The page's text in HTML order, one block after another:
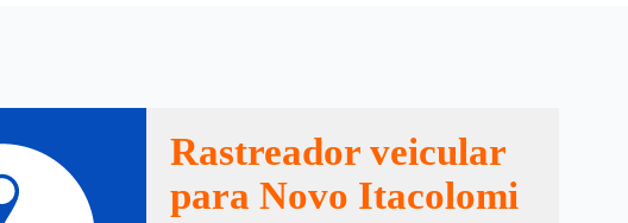
Rastreador veicular
para Novo Itacolomi